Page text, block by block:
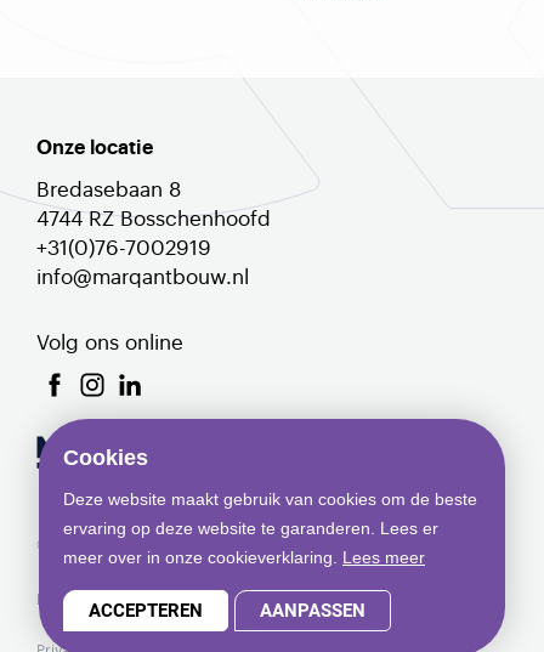
Cookies
Deze website maakt gebruik van cookies om de beste
ervaring op deze website te garanderen. Lees er
meer over in onze cookieverklaring. Lees meer
ACCEPTEREN AANPASSEN
Onze locatie
Bredasebaan 8
4744 RZ Bosschenhoofd
+31(0)76-7002919
info@marqantbouw.nl
Volg ons online
© Copyright 2026 Marqant
Privacyverklaring Cookies Projecten